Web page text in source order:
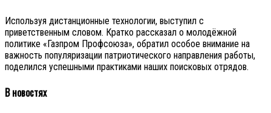
Используя дистанционные технологии, выступил с
приветственным словом. Кратко рассказал о молодёжной
политике «Газпром Профсоюза», обратил особое внимание на
важность популяризации патриотического направления работы,
поделился успешными практиками наших поисковых отрядов.
В новостях